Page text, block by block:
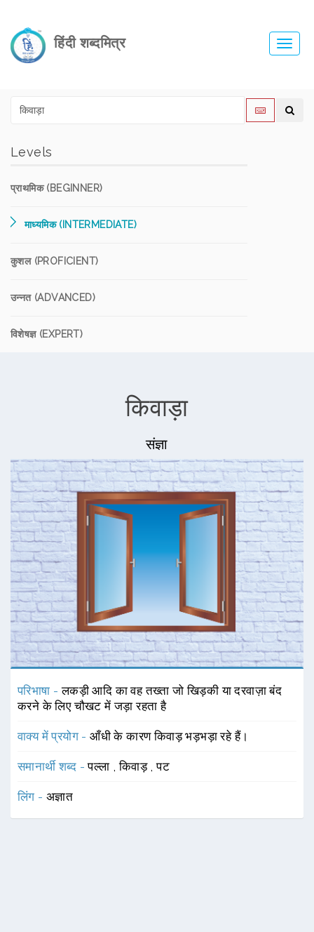
हिंदी शब्दमित्र
Levels
प्राथमिक (BEGINNER)
माध्यमिक (INTERMEDIATE)
कुशल (PROFICIENT)
उन्नत (ADVANCED)
विशेषज्ञ (EXPERT)
किवाड़ा
संज्ञा
परिभाषा -लकड़ी आदि का वह तख्ता जो खिड़की या दरवाज़ा बंद
करने के लिए चौखट में जड़ा रहता है
वाक्य में प्रयोग -आँधी के कारण किवाड़ भड़भड़ा रहे हैं।
समानार्थी शब्द -पल्ला ,किवाड़ ,पट
लिंग - अज्ञात